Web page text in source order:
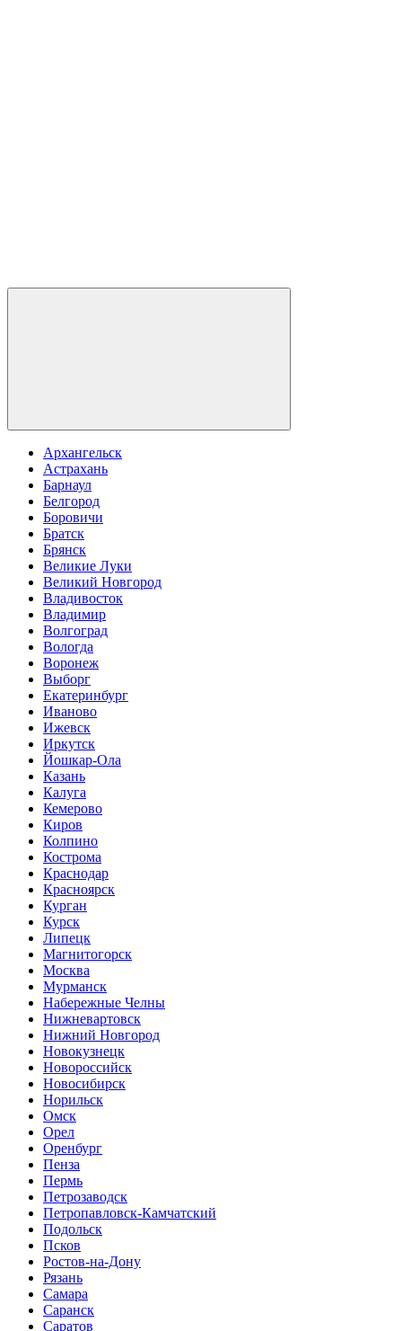
Архангельск
Астрахань
Барнаул
Белгород
Боровичи
Братск
Брянск
Великие Луки
Великий Новгород
Владивосток
Владимир
Волгоград
Вологда
Воронеж
Выборг
Екатеринбург
Иваново
Ижевск
Иркутск
Йошкар-Ола
Казань
Калуга
Кемерово
Киров
Колпино
Кострома
Краснодар
Красноярск
Курган
Курск
Липецк
Магнитогорск
Москва
Мурманск
Набережные Челны
Нижневартовск
Нижний Новгород
Новокузнецк
Новороссийск
Новосибирск
Норильск
Омск
Орел
Оренбург
Пенза
Пермь
Петрозаводск
Петропавловск-Камчатский
Подольск
Псков
Ростов-на-Дону
Рязань
Самара
Саранск
Саратов